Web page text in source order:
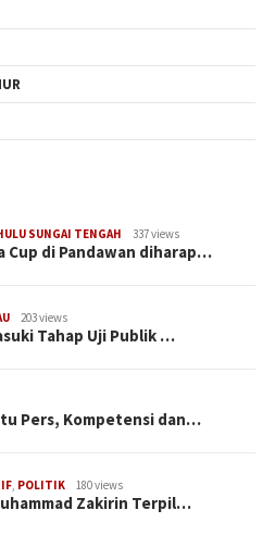
SUNGAI TENGAH 337 views
Cup di Pandawan diharap…
203 views
Tahap Uji Publik …
Pers, Kompetensi dan…
, POLITIK 180 views
Zakirin Terpil…